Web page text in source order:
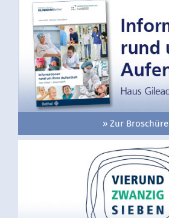
» Zur Broschüre